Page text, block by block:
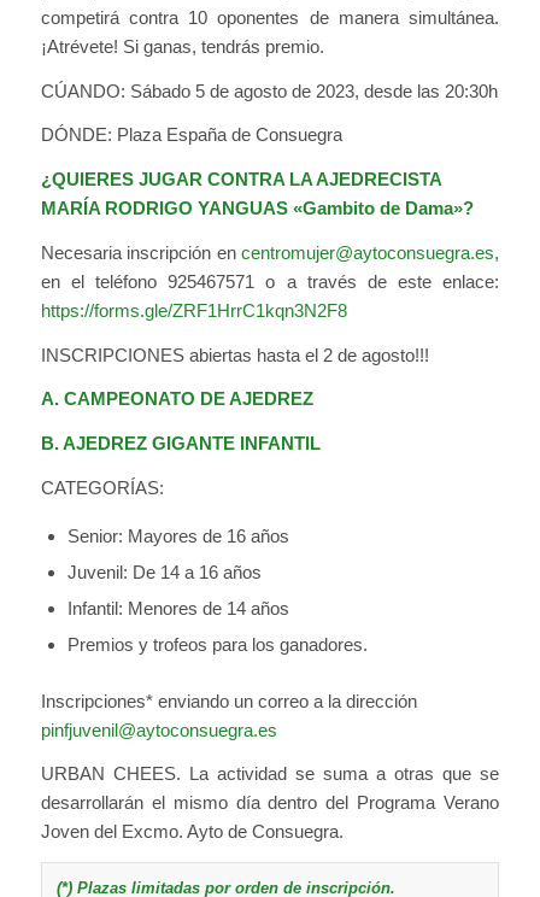
competirá contra 10 oponentes de manera simultánea.
¡Atrévete! Si ganas, tendrás premio.
CÚANDO: Sábado 5 de agosto de 2023, desde las 20:30h
DÓNDE: Plaza España de Consuegra
¿QUIERES JUGAR CONTRA LA AJEDRECISTA
MARÍA RODRIGO YANGUAS «Gambito de Dama»?
Necesaria inscripción encentromujer@aytoconsuegra.es,
en el teléfono 925467571 o a través de este enlace:
https://forms.gle/ZRF1HrrC1kqn3N2F8
INSCRIPCIONES abiertas hasta el 2 de agosto!!!
A. CAMPEONATO DE AJEDREZ
B. AJEDREZ GIGANTE INFANTIL
CATEGORÍAS:
Senior: Mayores de 16 años
Juvenil: De 14 a 16 años
Infantil: Menores de 14 años
Premios y trofeos para los ganadores.
Inscripciones* enviando un correo a la dirección
pinfjuvenil@aytoconsuegra.es
URBAN CHEES. La actividad se suma a otras que se
desarrollarán el mismo día dentro del Programa Verano
Joven del Excmo. Ayto de Consuegra.
(*) Plazas limitadas por orden de inscripción.